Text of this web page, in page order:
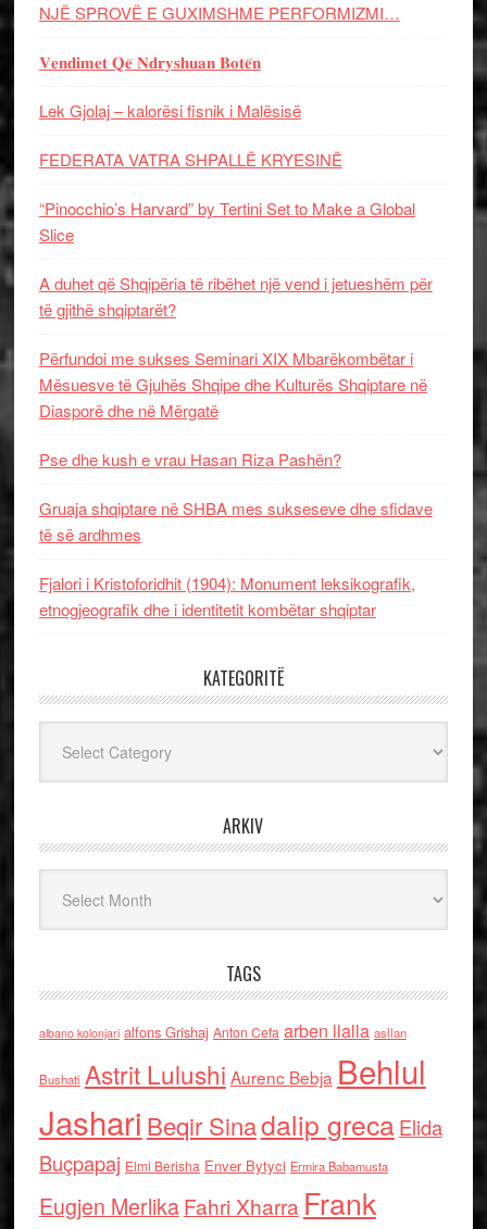
NJË SPROVË E GUXIMSHME PERFORMIZMI…
𝐕𝐞𝐧𝐝𝐢𝐦𝐞𝐭 𝐐𝐞̈ 𝐍𝐝𝐫𝐲𝐬𝐡𝐮𝐚𝐧 𝐁𝐨𝐭𝐞̈𝐧
Lek Gjolaj – kalorësi fisnik i Malësisë
FEDERATA VATRA SHPALLË KRYESINË
“Pinocchio’s Harvard” by Tertini Set to Make a Global
Slice
A duhet që Shqipëria të ribëhet një vend i jetueshëm për
të gjithë shqiptarët?
Përfundoi me sukses Seminari XIX Mbarëkombëtar i
Mësuesve të Gjuhës Shqipe dhe Kulturës Shqiptare në
Diasporë dhe në Mërgatë
Pse dhe kush e vrau Hasan Riza Pashën?
Gruaja shqiptare në SHBA mes sukseseve dhe sfidave
të së ardhmes
Fjalori i Kristoforidhit (1904): Monument leksikografik,
etnogjeografik dhe i identitetit kombëtar shqiptar
KATEGORITË
ARKIV
TAGS
albano kolonjari alfons Grishaj Anton Cefa arben llalla asllan
Bushati Astrit Lulushi Aurenc Bebja Behlul
Jashari Beqir Sinadalip grecaElida
Buçpapaj Elmi Berisha Enver Bytyci Ermira Babamusta
Eugjen MerlikaFahri Xharra Frank